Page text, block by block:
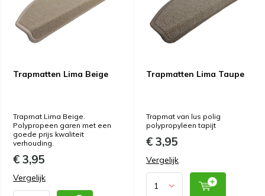
Trapmatten Lima Beige
Trapmat Lima Beige.
Polypropeen garen met een
goede prijs kwaliteit
verhouding.
€ 3,95
Vergelijk
Trapmatten Lima Taupe
Trapmat van lus polig
polypropyleen tapijt
€ 3,95
Vergelijk